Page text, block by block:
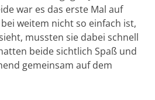
war es das erste Mal auf
weitem nicht so einfach ist,
mussten sie dabei schnell
beide sichtlich Spaß und
gemeinsam auf dem